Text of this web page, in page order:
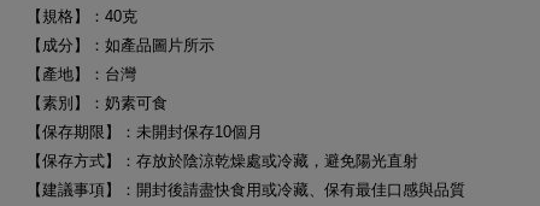
【規格】：40克
【成分】：如產品圖片所示
【產地】：台灣
【素別】：奶素可食
【保存期限】：未開封保存10個月
【保存方式】：存放於陰涼乾燥處或冷藏，避免陽光直射
【建議事項】：開封後請盡快食用或冷藏、保有最佳口感與品質